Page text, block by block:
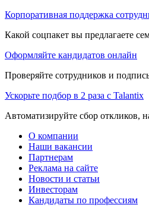
Корпоративная поддержка
Какой соцпакет вы предлагаете
Оформляйте кандидатов онлайн
Проверяйте сотрудников и
Ускорьте подбор в 2 раза с Talantix
Автоматизируйте сбор откликов,
О компании
Наши вакансии
Партнерам
Реклама на сайте
Новости и статьи
Инвесторам
Кандидаты по профессиям